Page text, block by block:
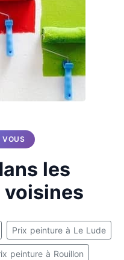
VOUS
les
voisines
Prix peinture à Le Lude
peinture à Rouillon